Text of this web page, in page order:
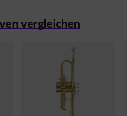
vergleichen